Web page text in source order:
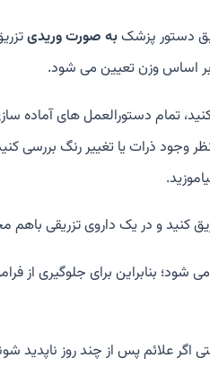
دستور پزشکبه صورت وریدی
اساس وزن تعیین می شود.
تمام دستورالعمل های آماده
وجود ذرات یا تغییر رنگ بررسی
کنید و در یک داروی تزریقی باهم
بنابراین برای جلوگیری از
اگر علائم پس از چند روز